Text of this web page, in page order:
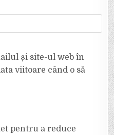
și site-ul web în
viitoare când o să
pentru a reduce